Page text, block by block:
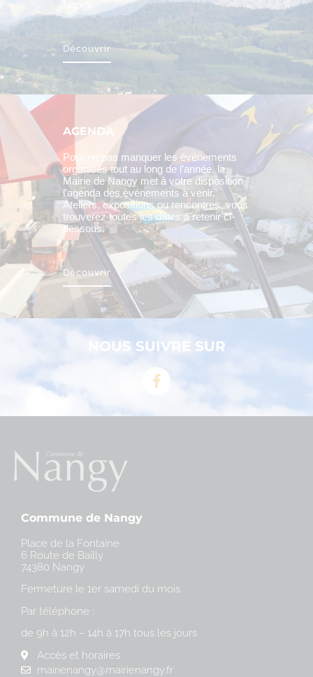
Découvrir
AGENDA
Pour ne pas manquer les évènements
organisés tout au long de l’année, la
Mairie de Nangy met à votre disposition
l’agenda des événements à venir.
Ateliers, expositions ou rencontres, vous
trouverez toutes les dates à retenir ci-
dessous.
Découvrir
NOUS SUIVRE SUR
Commune de Nangy
Place de la Fontaine
6 Route de Bailly
74380 Nangy
Fermeture le 1er samedi du mois
Par téléphone :
de 9h à 12h – 14h à 17h tous les jours
Accès et horaires
mairienangy@mairienangy.fr